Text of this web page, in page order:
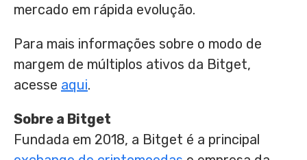
mercado em rápida evolução.
Para mais informações sobre o modo de
margem de múltiplos ativos da Bitget,
acesse aqui.
Sobre a Bitget
Fundada em 2018, a Bitget é a principal